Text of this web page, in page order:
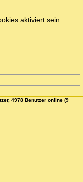
aktiviert sein.
4978 Benutzer online (9